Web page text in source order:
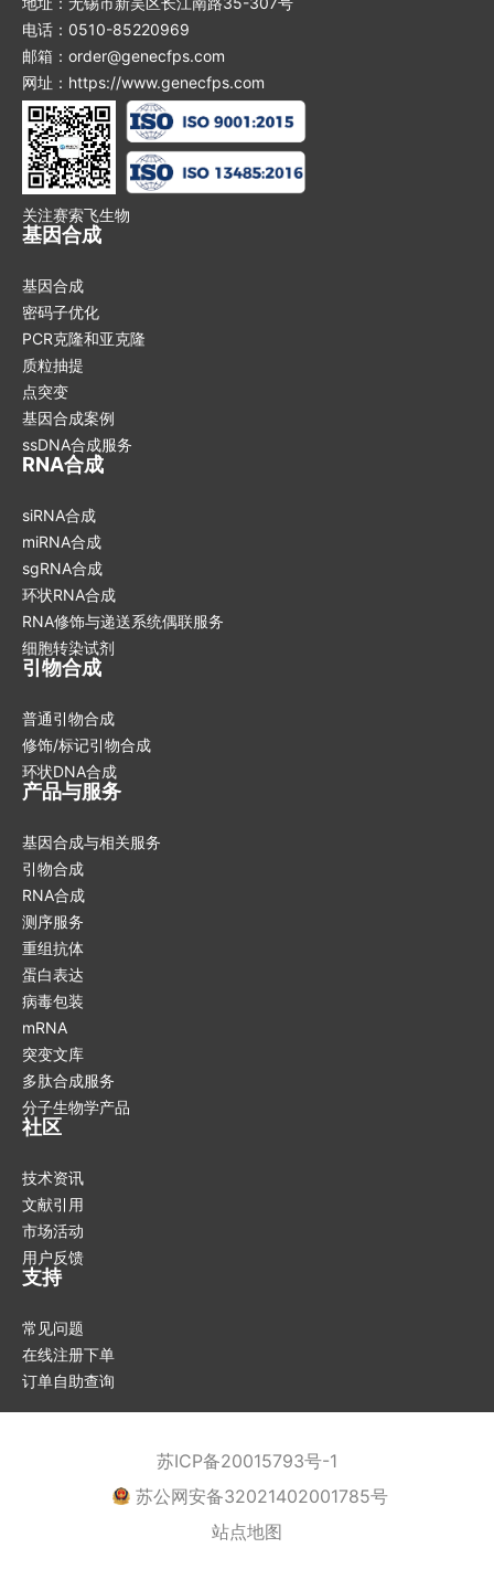
电话：0510-85220969
邮箱：order@genecfps.com
网址：https://www.genecfps.com
关注赛索飞生物
基因合成
基因合成
密码子优化
PCR克隆和亚克隆
质粒抽提
点突变
基因合成案例
ssDNA合成服务
RNA合成
siRNA合成
miRNA合成
sgRNA合成
环状RNA合成
RNA修饰与递送系统偶联服务
细胞转染试剂
引物合成
普通引物合成
修饰/标记引物合成
环状DNA合成
产品与服务
基因合成与相关服务
引物合成
RNA合成
测序服务
重组抗体
蛋白表达
病毒包装
mRNA
突变文库
多肽合成服务
分子生物学产品
社区
技术资讯
文献引用
市场活动
用户反馈
支持
常见问题
在线注册下单
订单自助查询
苏ICP备20015793号-1
苏公网安备32021402001785号
站点地图